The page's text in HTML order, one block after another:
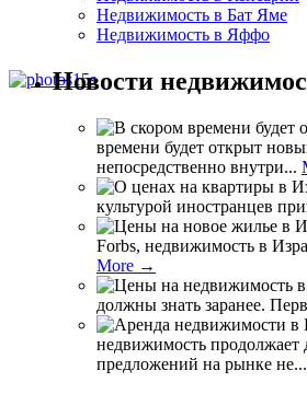
Недвижимость в Бат Яме
Недвижимость в Яффо
Новости
времени будет открыт
непосредственно внутри...
культурой иностранцев
Forbs, недвижимость в
More →
должны знать заранее.
недвижимость продолжает
предложений на рынке не...